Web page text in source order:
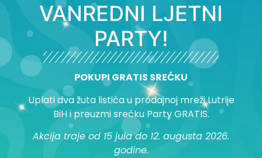
VANREDNI LJETNI
PARTY!
POKUPI GRATIS SREĆKU
Uplati dva žuta listića u prodajnoj mreži Lutrije
BiH i preuzmi srećku Party GRATIS.
Akcija traje od 15 jula do 12. augusta 2026.
godine.